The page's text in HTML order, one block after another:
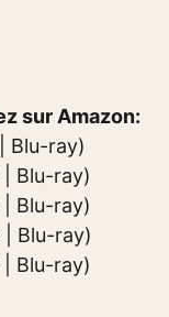
sur Amazon:
Blu-ray)
| Blu-ray)
| Blu-ray)
| Blu-ray)
| Blu-ray)